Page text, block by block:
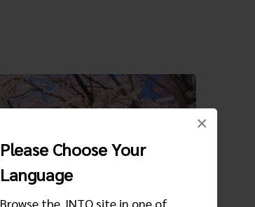
Please Choose Your
Language
Browse the JNTO site in one of
×